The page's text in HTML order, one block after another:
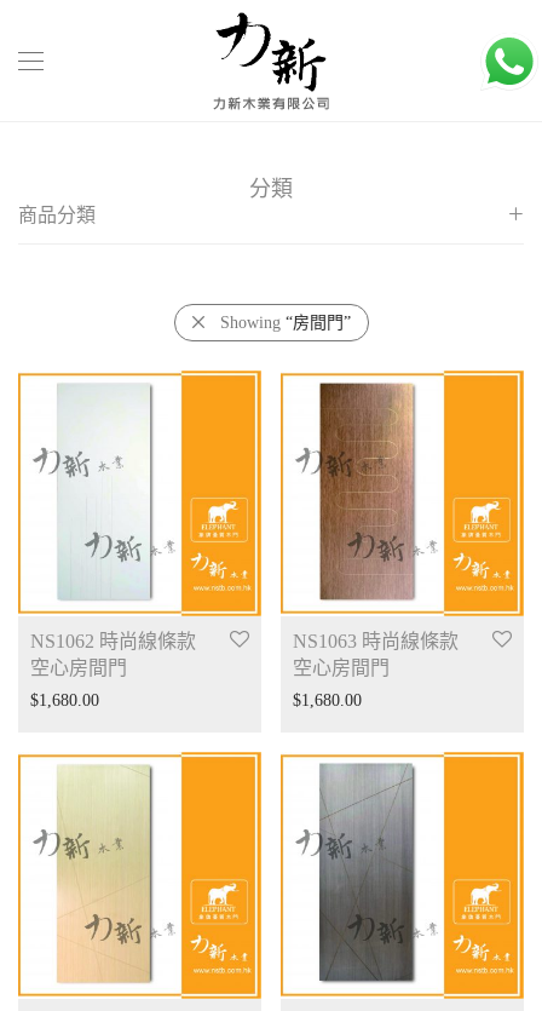
分類
商品分類
Showing “房間門”
NS1062 時尚線條款
空心房間門
$1,680.00
NS1063 時尚線條款
空心房間門
$1,680.00